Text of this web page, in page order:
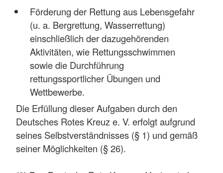
Förderung der Rettung aus Lebensgefahr
(u. a. Bergrettung, Wasserrettung)
einschließlich der dazugehörenden
Aktivitäten, wie Rettungsschwimmen
sowie die Durchführung
rettungssportlicher Übungen und
Wettbewerbe.
Die Erfüllung dieser Aufgaben durch den
Deutsches Rotes Kreuz e. V. erfolgt aufgrund
seines Selbstverständnisses (§ 1) und gemäß
seiner Möglichkeiten (§ 26).